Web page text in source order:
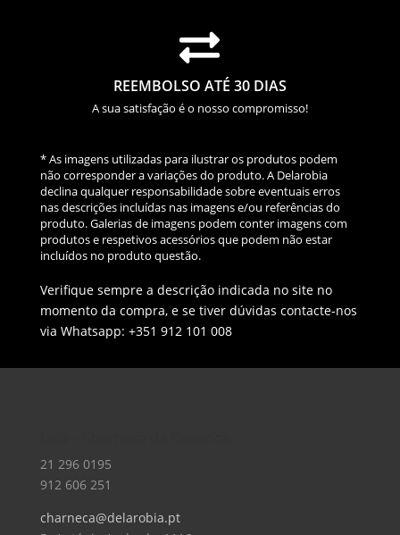

REEMBOLSO ATÉ 30 DIAS
A sua satisfação é o nosso compromisso!
* As imagens utilizadas para ilustrar os produtos podem
não corresponder a variações do produto. A Delarobia
declina qualquer responsabilidade sobre eventuais erros
nas descrições incluídas nas imagens e/ou referências do
produto. Galerias de imagens podem conter imagens com
produtos e respetivos acessórios que podem não estar
incluídos no produto questão.
Verifique sempre a descrição indicada no site no
momento da compra, e se tiver dúvidas contacte-nos
via Whatsapp: +351 912 101 008
21 296 0195
912 606 251
charneca@delarobia.pt